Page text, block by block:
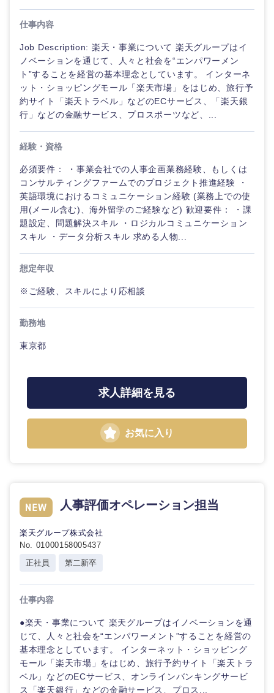
選択する
仕事内容
Job Description: 楽天・事業について 楽天グループはイ
ノベーションを通じて、人々と社会を“エンパワーメン
ト”することを経営の基本理念としています。 インターネ
ット・ショッピングモール「楽天市場」をはじめ、旅行予
約サイト「楽天トラベル」などのECサービス、「楽天銀
行」などの金融サービス、プロスポーツなど、...
経験・資格
必須要件： ・事業会社での人事企画業務経験、もしくは
コンサルティングファームでのプロジェクト推進経験 ・
英語環境におけるコミュニケーション経験 (業務上での使
用(メール含む)、海外留学のご経験など) 歓迎要件： ・課
題設定、問題解決スキル ・ロジカルコミュニケーション
スキル ・データ分析スキル 求める人物...
想定年収
※ご経験、スキルにより応相談
勤務地
東京都
求人詳細を見る
お気に入り
人事評価オペレーション担当
楽天グループ株式会社
No. 01000158005437
正社員
第二新卒
仕事内容
●楽天・事業について 楽天グループはイノベーションを通
じて、人々と社会を“エンパワーメント”することを経営の
基本理念としています。 インターネット・ショッピング
モール「楽天市場」をはじめ、旅行予約サイト「楽天トラ
ベル」などのECサービス、オンラインバンキングサービ
ス「楽天銀行」などの金融サービス、プロス...